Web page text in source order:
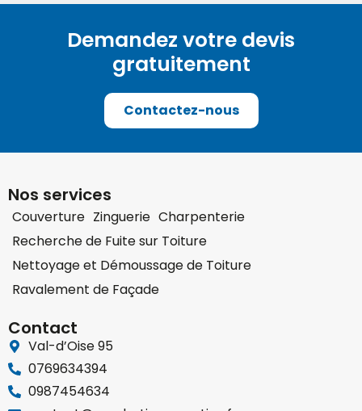
Demandez votre devis
gratuitement
Contactez-nous
Nos services
Couverture Zinguerie Charpenterie
Recherche de Fuite sur Toiture
Nettoyage et Démoussage de Toiture
Ravalement de Façade
Contact
Val-d’Oise 95
0769634394
0987454634